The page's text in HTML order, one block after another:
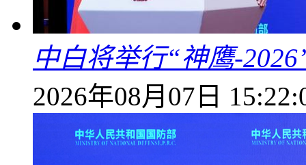
中白将举行“神鹰-
2026年08月07日